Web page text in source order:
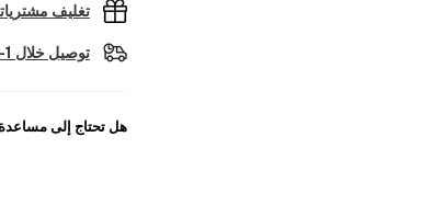
تغليف
توصيل خلال 1-2 أيام عمل
هل تحتاج إلى